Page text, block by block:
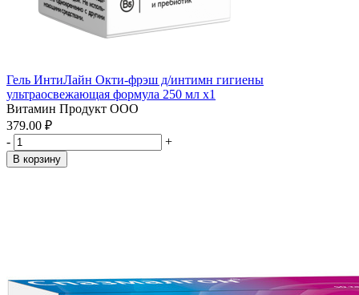
Гель ИнтиЛайн Окти-фрэш д/интимн гигиены
ультраосвежающая формула 250 мл x1
Витамин Продукт ООО
379.00 ₽
-
+
В корзину